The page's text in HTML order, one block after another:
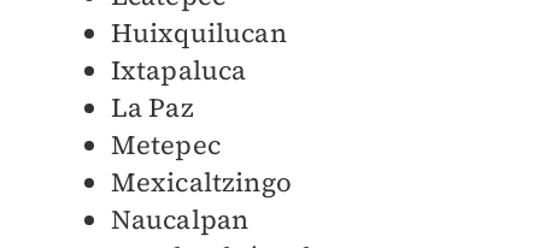
Huixquilucan
Ixtapaluca
La Paz
Metepec
Mexicaltzingo
Naucalpan